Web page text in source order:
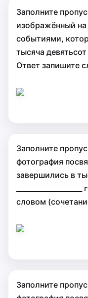
Заполните
изображённый на
событиями,
тысяча девятьсот
Ответ запишите
Заполните
фотография
завершились в
словом
Заполните